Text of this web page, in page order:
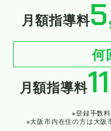
月額指導料
何
月額指導料
※登録手数
※大阪市内在住の方は大阪